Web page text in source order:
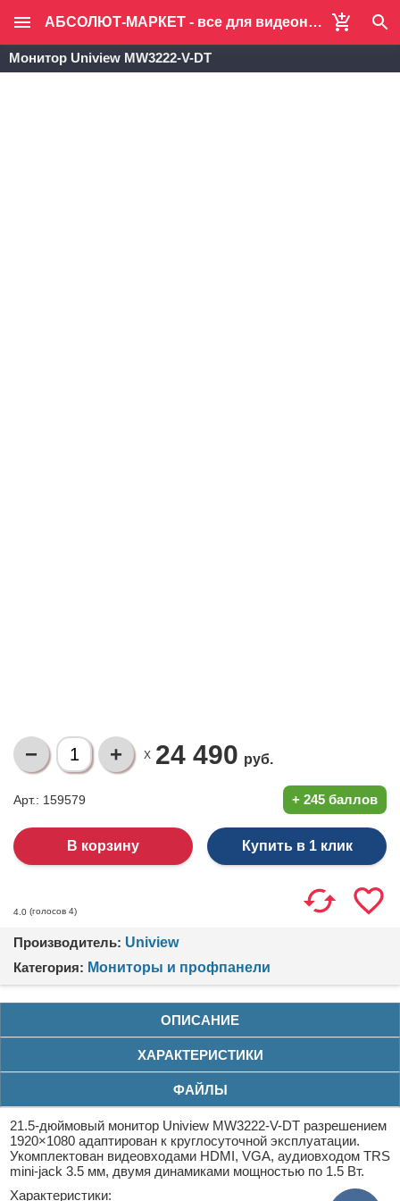
АБСОЛЮТ-МАРКЕТ - все для видеонаблюдения и систем безопасности
Монитор Uniview MW3222-V-DT
X 24 490 руб.
Арт.: 159579 + 245 баллов
Купить в 1 клик
4.0 (голосов 4)
Производитель: Uniview
Категория: Мониторы и профпанели
ОПИСАНИЕ
ХАРАКТЕРИСТИКИ
ФАЙЛЫ
21.5-дюймовый монитор Uniview MW3222-V-DT разрешением
1920×1080 адаптирован к круглосуточной эксплуатации.
Укомплектован видеовходами HDMI, VGA, аудиовходом TRS
mini-jack 3.5 мм, двумя динамиками мощностью по 1.5 Вт.
Характеристики: